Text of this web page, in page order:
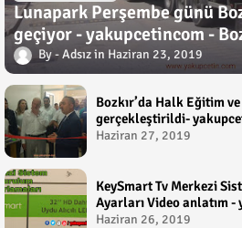
Lunapark Perşembe günü
geçiyor - yakupcetincom -
Adsız Haziran 23, 2019
Bozkır’da Halk Eğitim
gerçekleştirildi-
Haziran 27, 2019
KeySmart Tv Merkezi
Ayarları Video anlatım
Çetin
Haziran 26, 2019